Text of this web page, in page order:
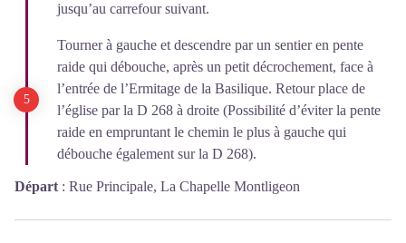
jusqu’au carrefour suivant.
Tourner à gauche et descendre par un sentier en pente
raide qui débouche, après un petit décrochement, face à
l’entrée de l’Ermitage de la Basilique. Retour place de
l’église par la D 268 à droite (Possibilité d’éviter la pente
raide en empruntant le chemin le plus à gauche qui
débouche également sur la D 268).
Départ : Rue Principale, La Chapelle Montligeon